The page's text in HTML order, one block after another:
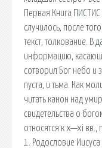
Первая Книга
случилось, после
текст, толкование. В
информацию,
сотворил Бог небо и
пуста, и тьма. Как
читать канон над
свидетельства о
относятся к x—xi вв.,
1. Родословие